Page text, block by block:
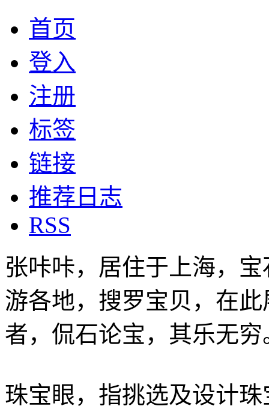
首页
登入
注册
标签
链接
推荐日志
RSS
张咔咔，居住于上海，
游各地，搜罗宝贝，在
者，侃石论宝，其乐无穷
珠宝眼，指挑选及设计